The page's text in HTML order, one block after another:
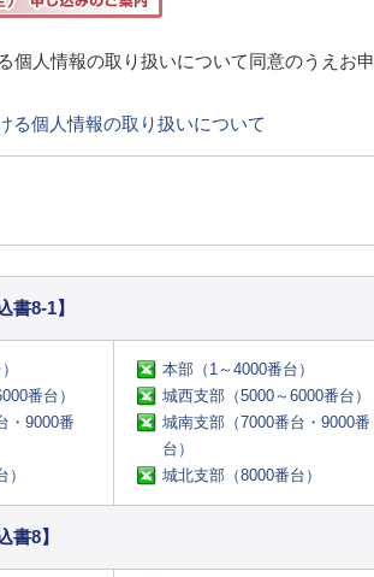
個人情報の取り扱いについて同意のうえお
る個人情報の取り扱いについて
書8-1】
番台）
・9000番
本部（1～4000番台）
城西支部（5000～6000番台）
城南支部（7000番台・9000番
台）
城北支部（8000番台）
書8】